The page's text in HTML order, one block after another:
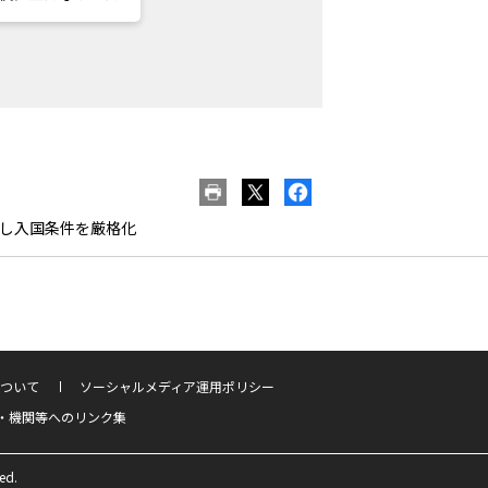
入国条件を厳格化
いて
ソーシャルメディア運用ポリシー
機関等へのリンク集